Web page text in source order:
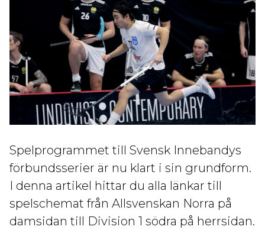
Spelprogrammet till Svensk Innebandys
förbundsserier är nu klart i sin grundform.
I denna artikel hittar du alla länkar till
spelschemat från Allsvenskan Norra på
damsidan till Division 1 södra på herrsidan.